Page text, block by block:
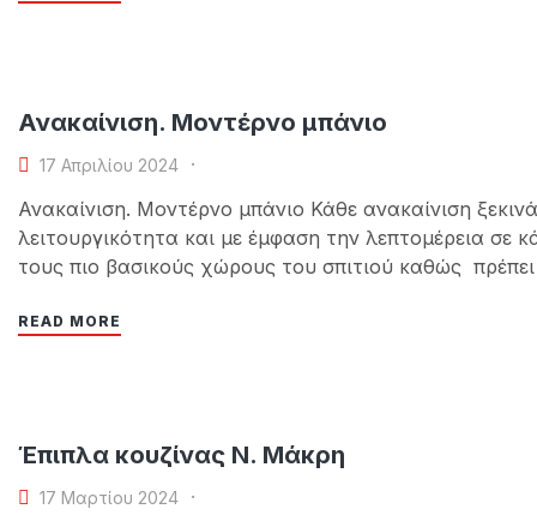
Ανακαίνιση. Μοντέρνο μπάνιο
17 Απριλίου 2024
Ανακαίνιση. Μοντέρνο μπάνιο Κάθε ανακαίνιση
λειτουργικότητα και με έμφαση την λεπτομέρεια σε
τους πιο βασικούς χώρους του σπιτιού καθώς
READ MORE
Έπιπλα κουζίνας Ν. Μάκρη
17 Μαρτίου 2024